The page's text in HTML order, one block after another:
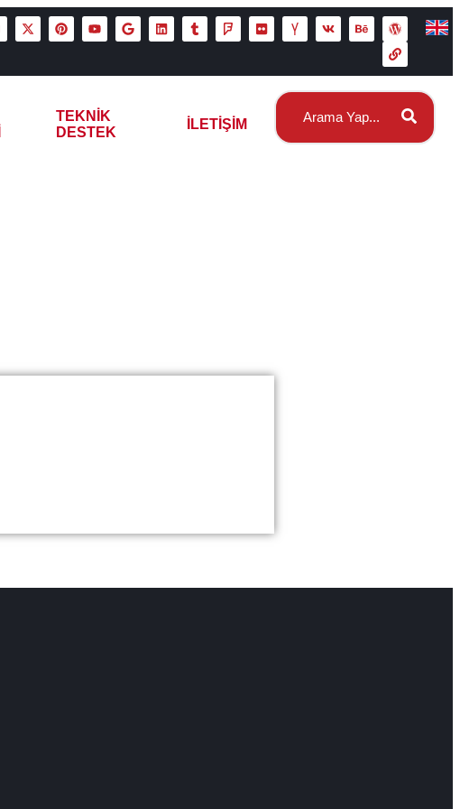
TEKNIK
DESTEK
İLETIŞIM